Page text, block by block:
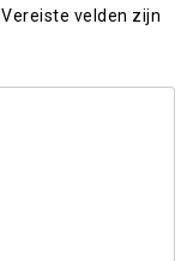
Vereiste velden zijn